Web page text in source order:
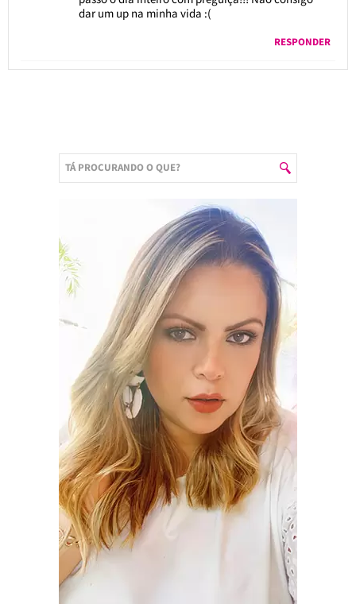
dar um up na minha vida :(
RESPONDER